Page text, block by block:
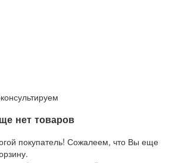
нет товаров
покупатель! Сожалеем, что Вы еще